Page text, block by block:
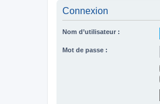
Connexion
Nom d’utilisateur :
Mot de passe :